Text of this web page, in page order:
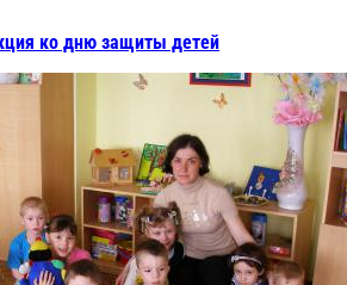
ко дню защиты детей